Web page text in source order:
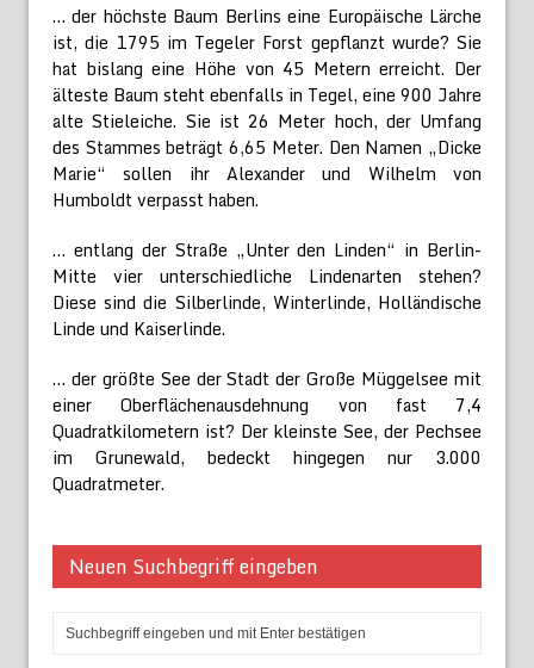
… der höchste Baum Berlins eine Europäische Lärche
ist, die 1795 im Tegeler Forst gepflanzt wurde? Sie
hat bislang eine Höhe von 45 Metern erreicht. Der
älteste Baum steht ebenfalls in Tegel, eine 900 Jahre
alte Stieleiche. Sie ist 26 Meter hoch, der Umfang
des Stammes beträgt 6,65 Meter. Den Namen „Dicke
Marie“ sollen ihr Alexander und Wilhelm von
Humboldt verpasst haben.
… entlang der Straße „Unter den Linden“ in Berlin-
Mitte vier unterschiedliche Lindenarten stehen?
Diese sind die Silberlinde, Winterlinde, Holländische
Linde und Kaiserlinde.
… der größte See der Stadt der Große Müggelsee mit
einer Oberflächenausdehnung von fast 7,4
Quadratkilometern ist? Der kleinste See, der Pechsee
im Grunewald, bedeckt hingegen nur 3.000
Quadratmeter.
Neuen Suchbegriff eingeben